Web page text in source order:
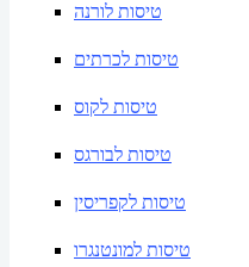
טיסות לורנה
טיסות לכרתים
טיסות לקוס
טיסות לבורגס
טיסות לקפריסין
טיסות למונטנגרו